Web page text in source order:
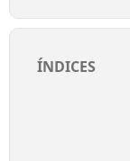
ÍNDICES